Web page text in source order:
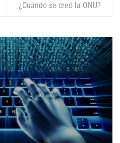
¿Cuándo se creó la ONU?